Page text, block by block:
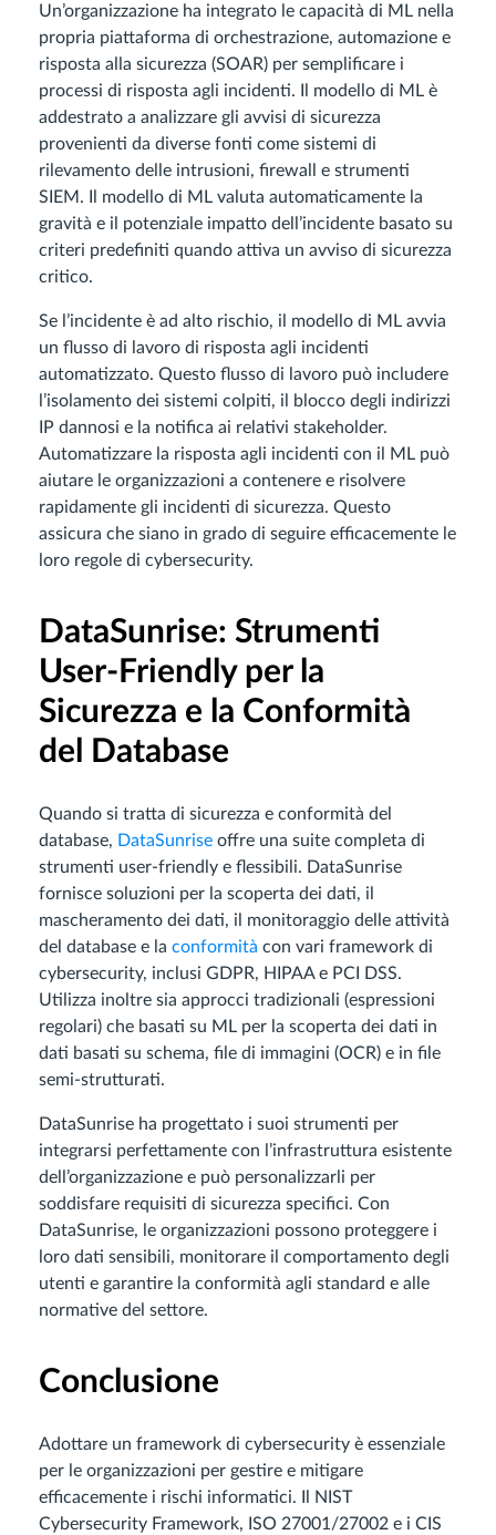
Un’organizzazione ha integrato le capacità di ML nella
propria piattaforma di orchestrazione, automazione e
risposta alla sicurezza (SOAR) per semplificare i
processi di risposta agli incidenti. Il modello di ML è
addestrato a analizzare gli avvisi di sicurezza
provenienti da diverse fonti come sistemi di
rilevamento delle intrusioni, firewall e strumenti
SIEM. Il modello di ML valuta automaticamente la
gravità e il potenziale impatto dell’incidente basato su
criteri predefiniti quando attiva un avviso di sicurezza
critico.
Se l’incidente è ad alto rischio, il modello di ML avvia
un flusso di lavoro di risposta agli incidenti
automatizzato. Questo flusso di lavoro può includere
l’isolamento dei sistemi colpiti, il blocco degli indirizzi
IP dannosi e la notifica ai relativi stakeholder.
Automatizzare la risposta agli incidenti con il ML può
aiutare le organizzazioni a contenere e risolvere
rapidamente gli incidenti di sicurezza. Questo
assicura che siano in grado di seguire efficacemente le
loro regole di cybersecurity.
DataSunrise: Strumenti
User-Friendly per la
Sicurezza e la Conformità
del Database
Quando si tratta di sicurezza e conformità del
database, DataSunrise offre una suite completa di
strumenti user-friendly e flessibili. DataSunrise
fornisce soluzioni per la scoperta dei dati, il
mascheramento dei dati, il monitoraggio delle attività
del database e la conformità con vari framework di
cybersecurity, inclusi GDPR, HIPAA e PCI DSS.
Utilizza inoltre sia approcci tradizionali (espressioni
regolari) che basati su ML per la scoperta dei dati in
dati basati su schema, file di immagini (OCR) e in file
semi-strutturati.
DataSunrise ha progettato i suoi strumenti per
integrarsi perfettamente con l’infrastruttura esistente
dell’organizzazione e può personalizzarli per
soddisfare requisiti di sicurezza specifici. Con
DataSunrise, le organizzazioni possono proteggere i
loro dati sensibili, monitorare il comportamento degli
utenti e garantire la conformità agli standard e alle
normative del settore.
Conclusione
Adottare un framework di cybersecurity è essenziale
per le organizzazioni per gestire e mitigare
efficacemente i rischi informatici. Il NIST
Cybersecurity Framework, ISO 27001/27002 e i CIS